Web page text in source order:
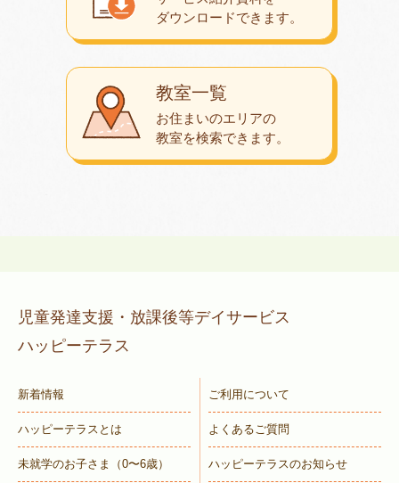
教室一覧
お住まいのエリアの
教室を検索できます。
ダウンロードできます。
児童発達支援・放課後等デイサービス
ハッピーテラス
新着情報
ハッピーテラスとは
未就学のお子さま （0〜6歳）
ご利用について
よくあるご質問
ハッピーテラスのお知らせ